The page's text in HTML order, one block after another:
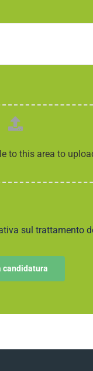
to this area to
sul trattamento
candidatura